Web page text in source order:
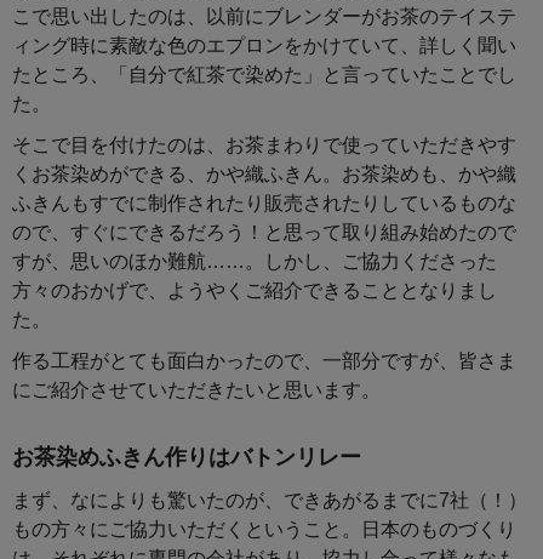
こで思い出したのは、以前にブレンダーがお茶のテイステ
ィング時に素敵な色のエプロンをかけていて、詳しく聞い
たところ、「自分で紅茶で染めた」と言っていたことでし
た。
そこで目を付けたのは、お茶まわりで使っていただきやす
くお茶染めができる、かや織ふきん。お茶染めも、かや織
ふきんもすでに制作されたり販売されたりしているものな
ので、すぐにできるだろう！と思って取り組み始めたので
すが、思いのほか難航……。しかし、ご協力くださった
方々のおかげで、ようやくご紹介できることとなりまし
た。
作る工程がとても面白かったので、一部分ですが、皆さま
にご紹介させていただきたいと思います。
お茶染めふきん作りはバトンリレー
まず、なによりも驚いたのが、できあがるまでに7社（！）
もの方々にご協力いただくということ。日本のものづくり